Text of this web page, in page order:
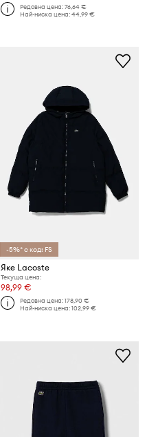
Редовна цена:76,64 €
Най-ниска цена:44,99 €
-5%* с код: FS
Яке Lacoste
Текуща цена:
98,99 €
Редовна цена:178,90 €
Най-ниска цена:102,99 €